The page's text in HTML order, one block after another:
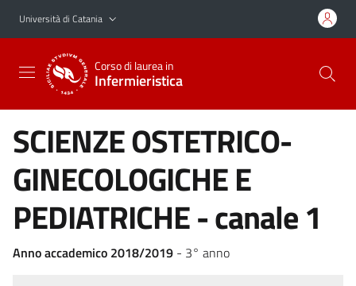
Vai al contenuto principale
Vai al menu di navigazione
Università di Catania
Corso di laurea in
Infermieristica
SCIENZE OSTETRICO-
GINECOLOGICHE E
PEDIATRICHE - canale 1
Anno accademico 2018/2019 - 3° anno